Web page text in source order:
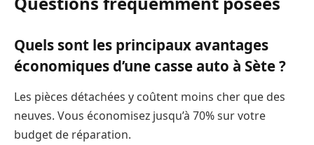
Quels sont les principaux avantages
économiques d’une casse auto à Sète ?
Les pièces détachées y coûtent moins cher que des
neuves. Vous économisez jusqu’à 70% sur votre
budget de réparation.